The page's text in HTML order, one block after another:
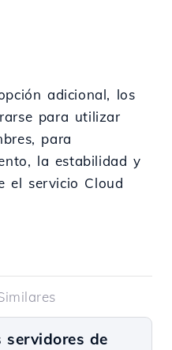
adicional, los
para utilizar
para
la estabilidad y
el servicio Cloud
servidores de